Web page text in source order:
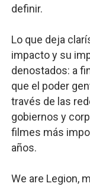
definir.
Lo que deja
impacto y su
denostados: a
que el poder
través de las
gobiernos y
filmes más
años.
We are Legion,